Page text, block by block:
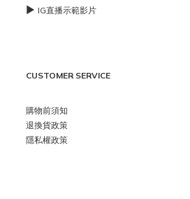
▶️ IG直播示範影片
CUSTOMER SERVICE
購物前須知
退換貨政策
隱私權政策